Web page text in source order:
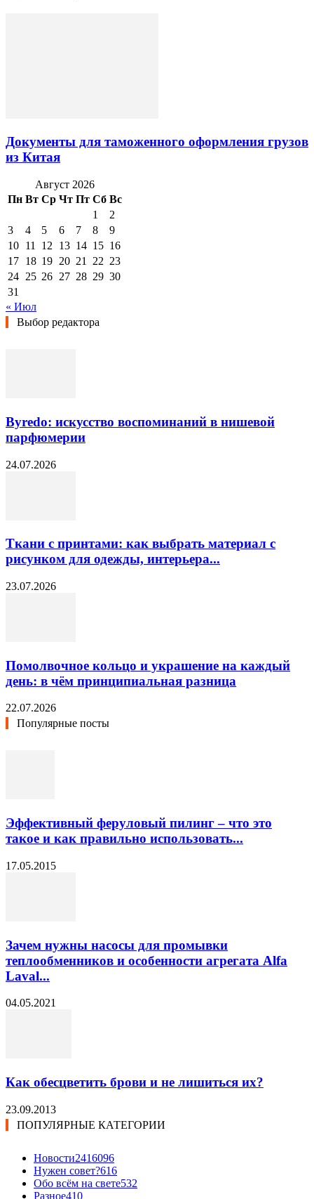
Документы для таможенного оформления грузов
из Китая
Август 2026
Пн Вт Ср Чт Пт Сб Вс
1
2
3
4 5 6 7 8
9
10 11 12 13 14 15 16
17 18 19 20 21 22 23
24 25 26 27 28 29 30
31
« Июл
Выбор редактора
Byredo: искусство воспоминаний в нишевой
парфюмерии
24.07.2026
Ткани с принтами: как выбрать материал с
рисунком для одежды, интерьера...
23.07.2026
Помолвочное кольцо и украшение на каждый
день: в чём принципиальная разница
22.07.2026
Популярные посты
Эффективный феруловый пилинг – что это
такое и как правильно использовать...
17.05.2015
Зачем нужны насосы для промывки
теплообменников и особенности агрегата Alfa
Laval...
04.05.2021
Как обесцветить брови и не лишиться их?
23.09.2013
ПОПУЛЯРНЫЕ КАТЕГОРИИ
Новости2416096
Нужен совет?616
Обо всём на свете532
Разное410